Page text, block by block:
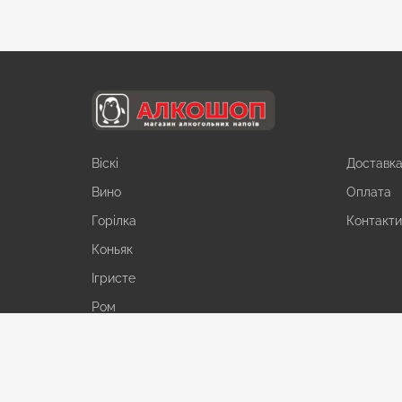
Віскі
Вино
Горілка
Коньяк
Ігристе
Ром
Доставка
Оплата
Контакти